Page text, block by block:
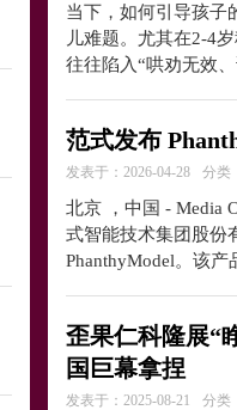
当下，如何引导孩子
儿难题。尤其在2-4
往往陷入“哄劝无效
范式发布
发表于：2026-04-28 分类
北京 ，中国 - Media
式智能技术集团股份
PhanthyModel。该
歪果仁科隆展“
国巨幕拿捏
发表于：2025-08-21 分类